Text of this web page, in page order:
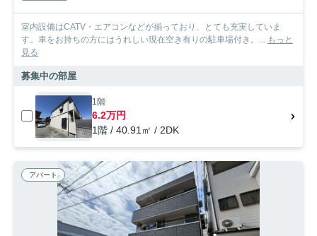
室内設備はCATV・エアコンなどが揃っており、とても充実していま
す。車をお持ちの方にはうれしい現在空き有りの駐車場付き。...
もっと
見る
募集中の部屋
1階
6.2万円
1階 / 40.91㎡ / 2DK
アパート